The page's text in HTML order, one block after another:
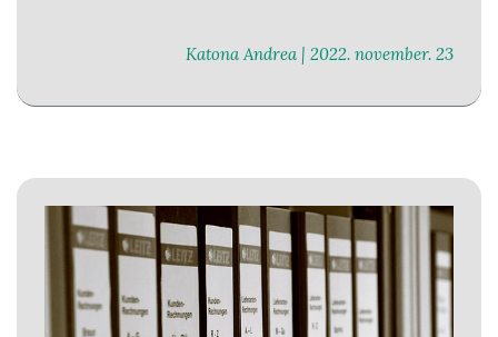
Katona Andrea | 2022. november. 23